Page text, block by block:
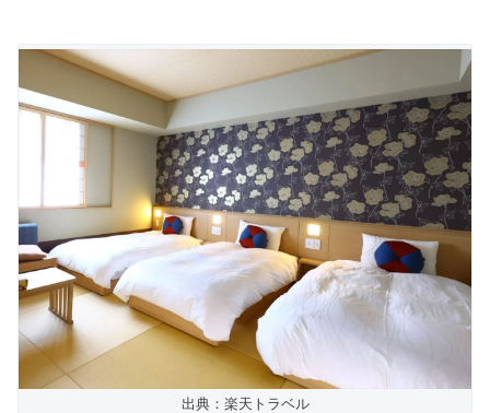
出典：楽天トラベル